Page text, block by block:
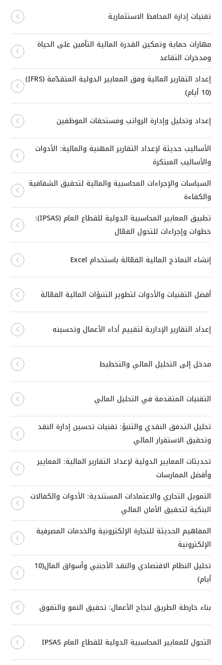
تقنيات إدارة المحافظ الاستثمارية
مهارات حماية وتمكين القدرة المالية التأمين على الحياة
ومدخرات التقاعد
إعداد التقارير المالية وفق المعايير الدولية المتقدّمة (IFRS)
(10 أيام)
إعداد وتحليل وإدارة الرواتب ومستحقات الموظفين
الأساليب حديثة لإعداد التقارير المهنية والمالية: الأدوات
والأساليب المبتكرة
السياسات والإجراءات المحاسبية والمالية لتحقيق الشفافية
والكفاءة
تطبيق المعايير المحاسبية الدولية للقطاع العام (IPSAS):
خطوات وإجراءات للتحول الفعّال
إنشاء النماذج المالية الفعّالة باستخدام Excel
أفضل التقنيات والأدوات لتطوير التنبؤات المالية الفعّالة
إعداد التقارير الإدارية لتقييم أداء الأعمال وتحسينه
مدخل إلى التحليل المالي والتخطيط
التقنيات المتقدمة في التحليل المالي
تحليل التدفق النقدي والتنبؤ: تقنيات تحسين إدارة النقد
وتحقيق الاستقرار المالي
تحديثات المعايير الدولية لإعداد التقارير المالية: المعايير
وأفضل الممارسات
التمويل التجاري والاعتمادات المستندية: الأدوات والكفالات
البنكية لتحقيق الأمان المالي
المفاهيم الحديثة للتجارة الإلكترونية والخدمات المصرفية
الإلكترونية
تحليل النظام الاقتصادي والنقد الأجنبي وأسواق المال(10
أيام)
بناء خارطة الطريق لنجاح الأعمال: تحقيق النمو والتفوق
التحول للمعايير المحاسبية الدولية للقطاع العام IPSAS